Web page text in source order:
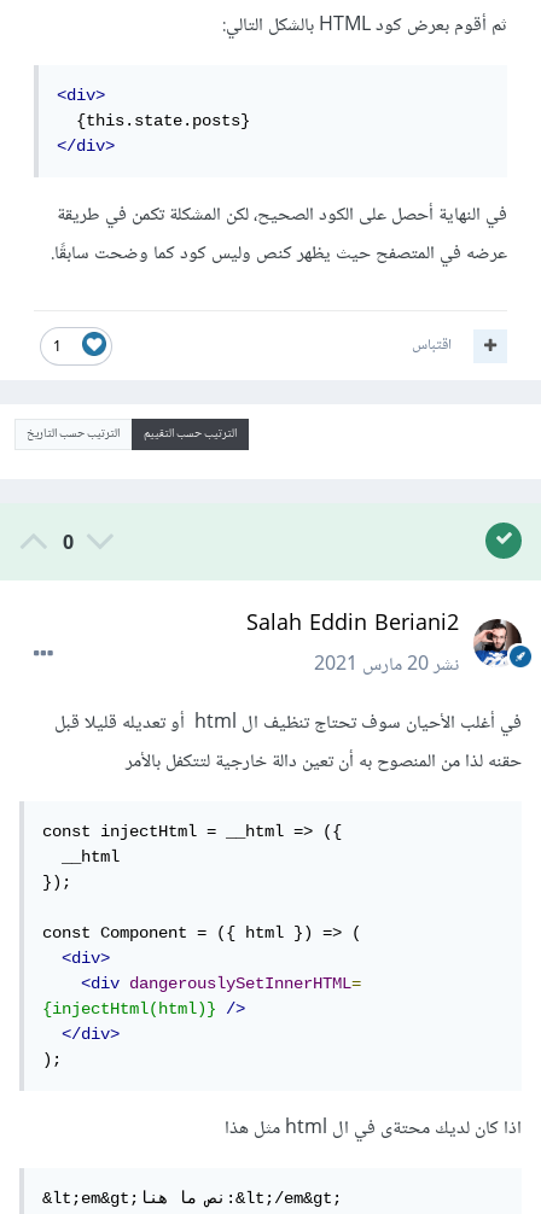
ثم أقوم بعرض كود HTML بالشكل التالي:
<div>
</div>
في النهاية أحصل على الكود الصحيح، لكن المشكلة تكمن في طريقة
عرضه في المتصفح حيث يظهر كنص وليس كود كما وضحت سابقًا.
1 اقتباس
الترتيب حسب التقييم الترتيب حسب التاريخ
0
Salah Eddin Beriani2
نشر20 مارس 2021
في أغلب الأحيان سوف تحتاج تنظيف ال html أو تعديله قليلا قبل
حقنه لذا من المنصوح به أن تعين دالة خارجية لتتكفل بالأمر
const injectHtml = __html => ({
});
const Component = ({ html }) => (
<div>
<div
dangerouslySetInnerHTML=
{injectHtml(html)}
/>
</div>
);
اذا كان لديك محتةى في ال html مثل هذا
&lt;em&gt;نص ما هنا:&lt;/em&gt;